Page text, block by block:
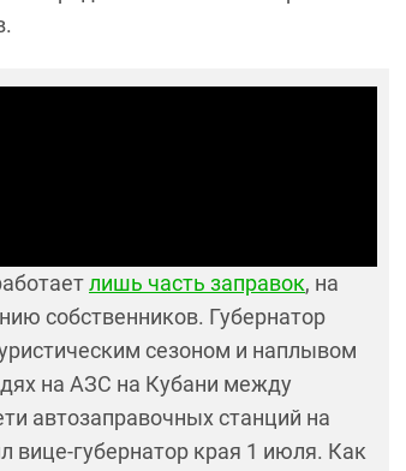
лишь часть заправок, на
собственников. Губернатор
сезоном и наплывом
на АЗС на Кубани между
автозаправочных станций на
вице-губернатор края 1 июля. Как